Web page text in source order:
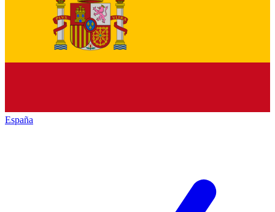
España